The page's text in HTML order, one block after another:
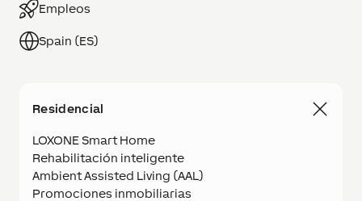
Empleos
Spain (ES)
Residencial
LOXONE Smart Home
Rehabilitación inteligente
Ambient Assisted Living (AAL)
Promociones inmobiliarias